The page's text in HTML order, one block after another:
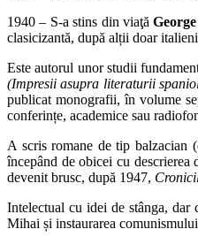
1940 – S-a stins din viaţă
clasicizantă, după alții doar
Este autorul unor studii
(Impresii asupra literaturii
publicat monografii, în volume
conferințe, academice sau
A scris romane de tip balzacian
începând de obicei cu
devenit brusc, după 1947,
Intelectual cu idei de stânga,
Mihai și instaurarea